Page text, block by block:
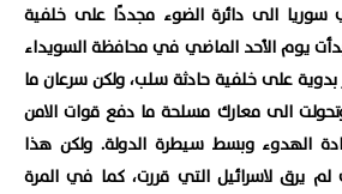
سوريا الى دائرة الضوء مجددًا على خلفية
بدأت يوم الأحد الماضي في محافظة السويداء
على خلفية حادثة سلب، ولكن سرعان ما
الى معارك مسلحة ما دفع قوات الامن
الهدوء وبسط سيطرة الدولة. ولكن هذا
يرق لاسرائيل التي قررت، كما في المرة